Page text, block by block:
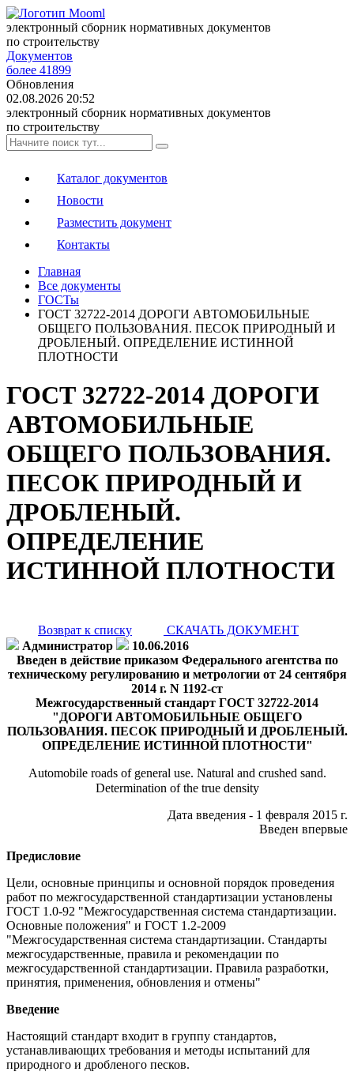
электронный сборник нормативных документов
по строительству
Документов
более 41899
Обновления
02.08.2026 20:52
электронный сборник нормативных документов
по строительству
Каталог документов
Новости
Разместить документ
Контакты
Главная
Все документы
ГОСТы
ГОСТ 32722-2014 ДОРОГИ АВТОМОБИЛЬНЫЕ
ОБЩЕГО ПОЛЬЗОВАНИЯ. ПЕСОК ПРИРОДНЫЙ И
ДРОБЛЕНЫЙ. ОПРЕДЕЛЕНИЕ ИСТИННОЙ
ПЛОТНОСТИ
ГОСТ 32722-2014 ДОРОГИ
АВТОМОБИЛЬНЫЕ
ОБЩЕГО ПОЛЬЗОВАНИЯ.
ПЕСОК ПРИРОДНЫЙ И
ДРОБЛЕНЫЙ.
ОПРЕДЕЛЕНИЕ
ИСТИННОЙ ПЛОТНОСТИ
Возврат к списку
СКАЧАТЬ ДОКУМЕНТ
Администратор
10.06.2016
Введен в действие приказом Федерального агентства по
техническому регулированию и метрологии от 24 сентября
2014 г. N 1192-ст
Межгосударственный стандарт ГОСТ 32722-2014
"ДОРОГИ АВТОМОБИЛЬНЫЕ ОБЩЕГО
ПОЛЬЗОВАНИЯ. ПЕСОК ПРИРОДНЫЙ И ДРОБЛЕНЫЙ.
ОПРЕДЕЛЕНИЕ ИСТИННОЙ ПЛОТНОСТИ"
Automobile roads of general use. Natural and crushed sand.
Determination of the true density
Дата введения - 1 февраля 2015 г.
Введен впервые
Предисловие
Цели, основные принципы и основной порядок проведения
работ по межгосударственной стандартизации установлены
ГОСТ 1.0-92 "Межгосударственная система стандартизации.
Основные положения" и ГОСТ 1.2-2009
"Межгосударственная система стандартизации. Стандарты
межгосударственные, правила и рекомендации по
межгосударственной стандартизации. Правила разработки,
принятия, применения, обновления и отмены"
Введение
Настоящий стандарт входит в группу стандартов,
устанавливающих требования и методы испытаний для
природного и дробленого песков.